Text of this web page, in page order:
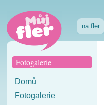
na fler
Fotogalerie
Domů
Fotogalerie